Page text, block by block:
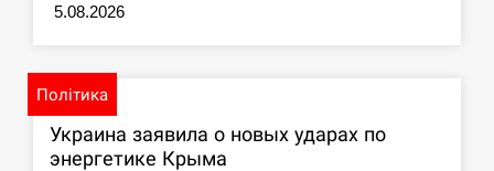
5.08.2026
Політика
Украина заявила о новых ударах по
энергетике Крыма